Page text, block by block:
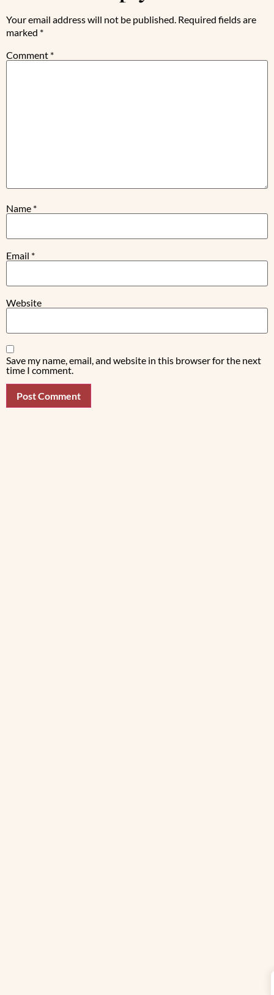
Your email address will not be published. Required fields are
marked *
Comment *
Name *
Email *
Website
Save my name, email, and website in this browser for the next
time I comment.